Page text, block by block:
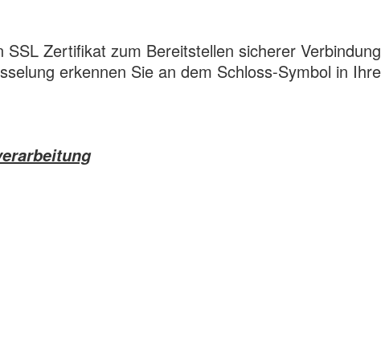
Zertifikat zum Bereitstellen sicherer
erkennen Sie an dem Schloss-Symbol in